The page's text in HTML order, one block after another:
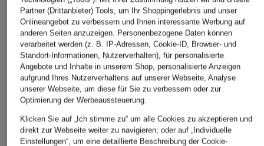
Bestpreis:107,99 €
Ursprünglich:160 €
Bestpreis:89,24 €
Ursprünglich:150 €
Bestpreis:
Ursprünglich:
ÄHNLICHE ARTIKEL ENTDECKEN
Partner (Drittanbieter) Tools, um Ihr Shoppingerlebnis und unser
Onlineangebot zu verbessern und Ihnen interessante Werbung auf
anderen Seiten anzuzeigen. Personenbezogene Daten können
verarbeitet werden (z. B. IP-Adressen, Cookie-ID, Browser- und
Standort-Informationen, Nutzerverhalten), für personalisierte
Angebote und Inhalte in unserem Shop, personalisierte Anzeigen
aufgrund Ihres Nutzerverhaltens auf unserer Webseite, Analyse
unserer Webseite, um diese für Sie zu verbessern oder zur
Optimierung der Werbeaussteuerung.
Klicken Sie auf „Ich stimme zu“ um alle Cookies zu akzeptieren und
direkt zur Webseite weiter zu navigieren; oder auf „Individuelle
Einstellungen“, um eine detaillierte Beschreibung der Cookie-